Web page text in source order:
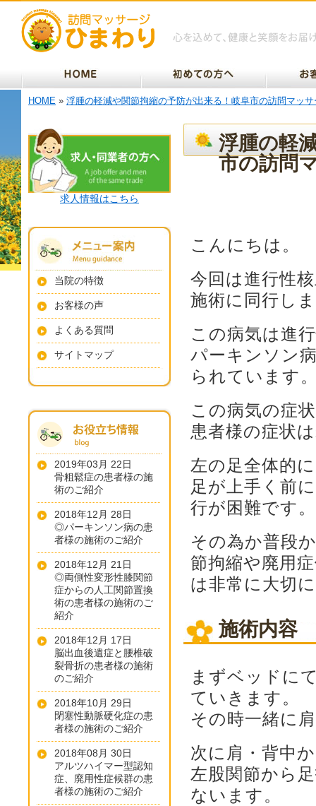
HOME » 浮腫の軽減や関節拘縮の予防が出来る！岐阜市の訪問マッ
浮腫の軽
市の訪問
こんにちは。
今回は進行性
施術に同行し
この病気は進
パーキンソン
られています
この病気の症
患者様の症状
左の足全体的
足が上手く前
行が困難です。
その為か普段
節拘縮や廃用
は非常に大切
施術内容
まずベッドに
ていきます。
その時一緒に
次に肩・背中
左股関節から
ないます。
求人情報はこちら
当院の特徴
お客様の声
よくある質問
サイトマップ
2019年03月 22日
骨粗鬆症の患者様の施
術のご紹介
2018年12月 28日
◎パーキンソン病の患
者様の施術のご紹介
2018年12月 21日
◎両側性変形性膝関節
症からの人工関節置換
術の患者様の施術のご
紹介
2018年12月 17日
脳出血後遺症と腰椎破
裂骨折の患者様の施術
のご紹介
2018年10月 29日
閉塞性動脈硬化症の患
者様の施術のご紹介
2018年08月 30日
アルツハイマー型認知
症、廃用性症候群の患
者様の施術のご紹介